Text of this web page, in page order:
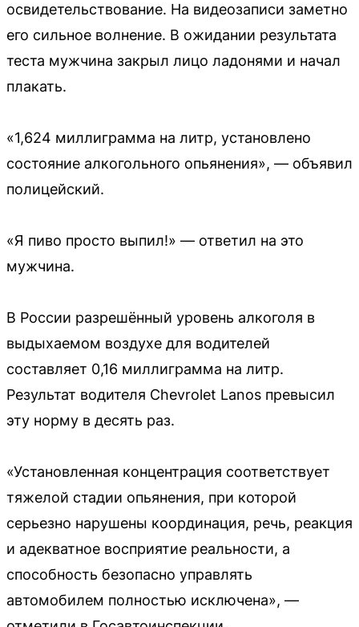
освидетельствование. На видеозаписи заметно
его сильное волнение. В ожидании результата
теста мужчина закрыл лицо ладонями и начал
плакать.
«1,624 миллиграмма на литр, установлено
состояние алкогольного опьянения», — объявил
полицейский.
«Я пиво просто выпил!» — ответил на это
мужчина.
В России разрешённый уровень алкоголя в
выдыхаемом воздухе для водителей
составляет 0,16 миллиграмма на литр.
Результат водителя Chevrolet Lanos превысил
эту норму в десять раз.
«Установленная концентрация соответствует
тяжелой стадии опьянения, при которой
серьезно нарушены координация, речь, реакция
и адекватное восприятие реальности, а
способность безопасно управлять
автомобилем полностью исключена», —